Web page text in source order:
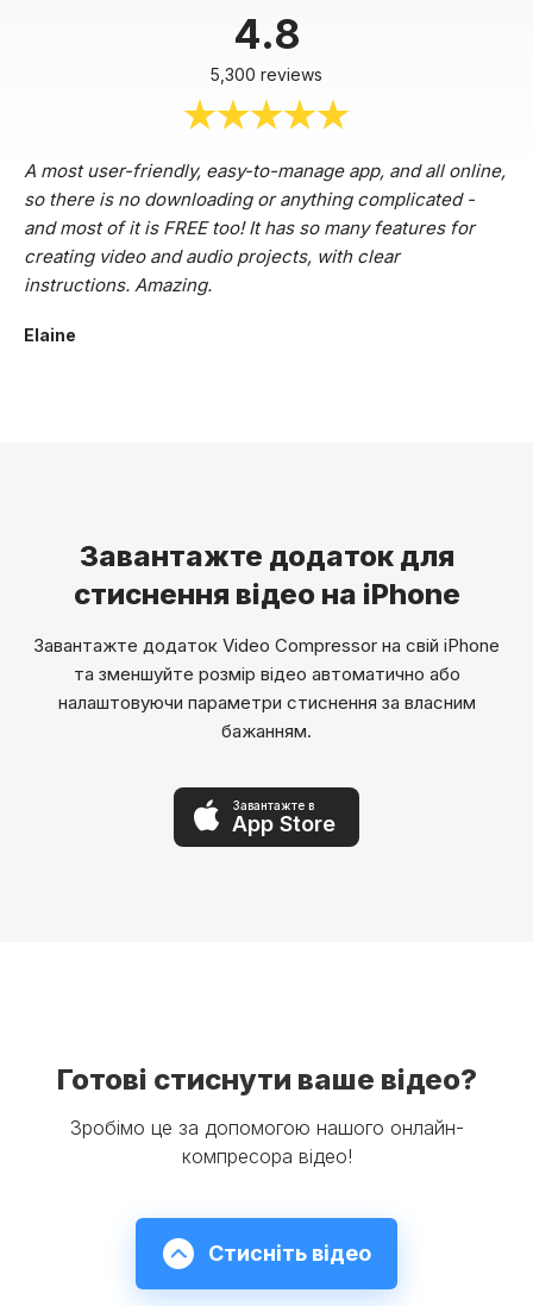
4.8
5,300 reviews
A most user-friendly, easy-to-manage app, and all online,
so there is no downloading or anything complicated -
and most of it is FREE too! It has so many features for
creating video and audio projects, with clear
instructions. Amazing.
Elaine
Завантажте додаток для
стиснення відео на iPhone
Завантажте додаток Video Compressor на свій iPhone
та зменшуйте розмір відео автоматично або
налаштовуючи параметри стиснення за власним
бажанням.
Завантажте в
App Store
Готові стиснути ваше відео?
Зробімо це за допомогою нашого онлайн-
компресора відео!
Стисніть відео